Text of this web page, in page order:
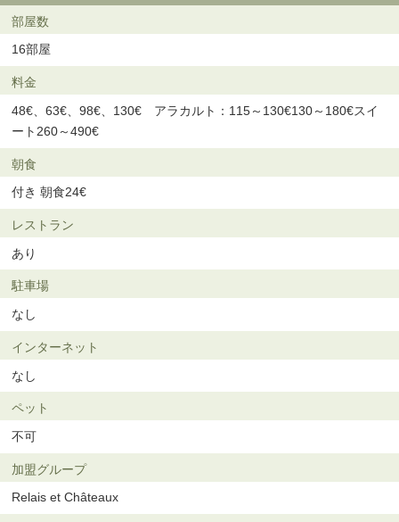
部屋数
16部屋
料金
48€、63€、98€、130€ アラカルト：115～130€130～180€スイ
ート260～490€
朝食
付き 朝食24€
レストラン
あり
駐車場
なし
インターネット
なし
ペット
不可
加盟グループ
Relais et Châteaux